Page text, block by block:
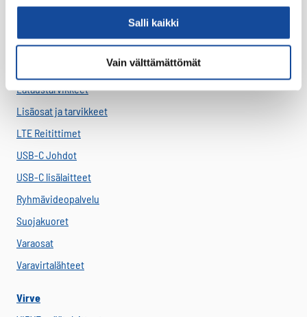
Salli kaikki
Vain välttämättömät
LTE HF-Lisälaitteet
Lataustarvikkeet
Lisäosat ja tarvikkeet
LTE Reitittimet
USB-C Johdot
USB-C lisälaitteet
Ryhmävideopalvelu
Suojakuoret
Varaosat
Varavirtalähteet
Virve